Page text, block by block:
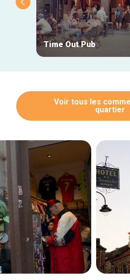
Time Out Pub
Voir tous les
quartier